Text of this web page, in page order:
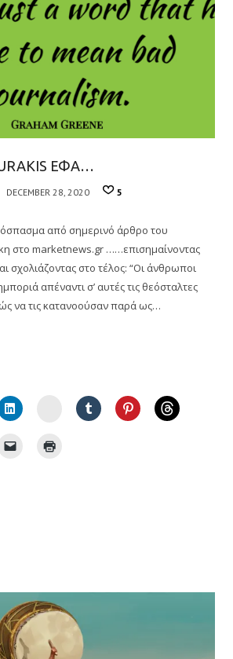
ΕΦΑ…
DECEMBER 28, 2020 5
από σημερινό άρθρο του
στο marketnews.gr ……επισημαίνοντας
σχολιάζοντας στο τέλος: “Οι άνθρωποι
απέναντι σ’ αυτές τις θεόσταλτες
να τις κατανοούσαν παρά ως…
Instagram